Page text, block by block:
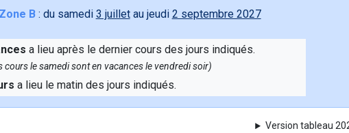
Zone B: du samedi 3 juilletau jeudi 2 septembre 2027
a lieu après le dernier cours des jours indiqués.
cours le samedi sont en vacances le vendredi soir)
a lieu le matin des jours indiqués.
Version tableau